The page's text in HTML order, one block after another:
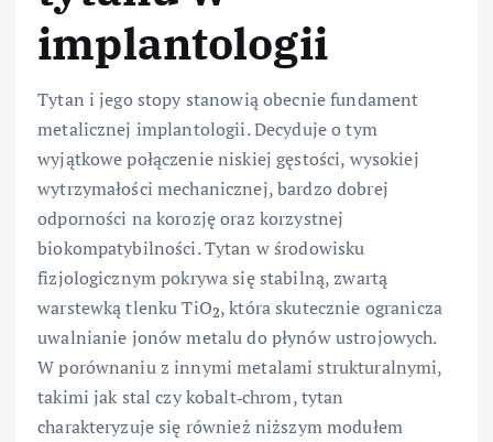
implantologii
Tytan i jego stopy stanowią obecnie fundament
metalicznej implantologii. Decyduje o tym
wyjątkowe połączenie niskiej gęstości, wysokiej
wytrzymałości mechanicznej, bardzo dobrej
odporności na korozję oraz korzystnej
biokompatybilności. Tytan w środowisku
fizjologicznym pokrywa się stabilną, zwartą
warstewką tlenku TiO2, która skutecznie ogranicza
uwalnianie jonów metalu do płynów ustrojowych.
W porównaniu z innymi metalami strukturalnymi,
takimi jak stal czy kobalt‑chrom, tytan
charakteryzuje się również niższym modułem